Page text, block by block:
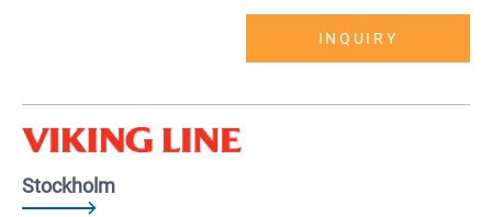
INQUIRY
Stockholm